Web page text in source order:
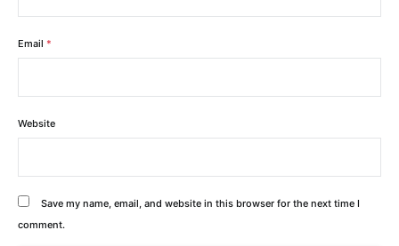
Email *
Website
Save my name, email, and website in this browser for the next time I
comment.